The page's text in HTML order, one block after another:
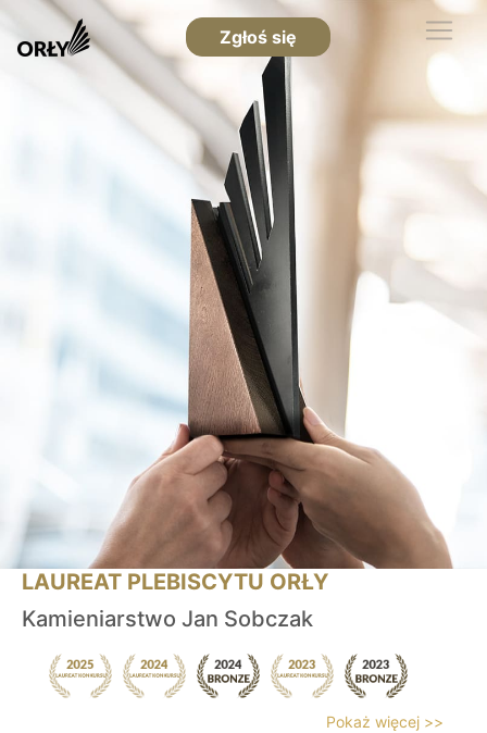
Zgłoś się
LAUREAT PLEBISCYTU ORŁY
Kamieniarstwo Jan Sobczak
Pokaż więcej >>